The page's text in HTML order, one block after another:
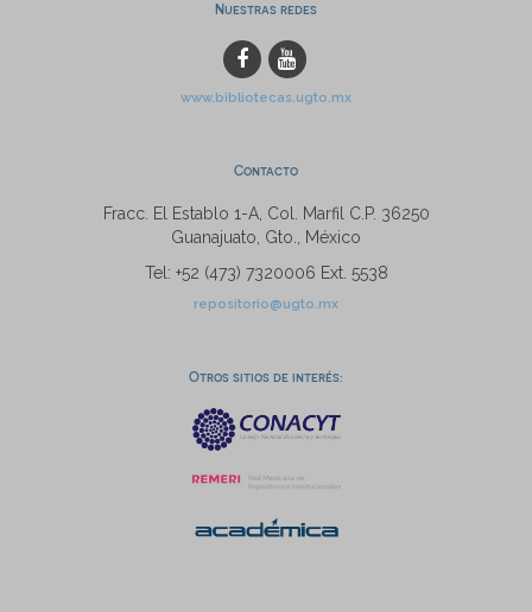
Nuestras redes
www.bibliotecas.ugto.mx
Contacto
Fracc. El Establo 1-A, Col. Marfil C.P. 36250
Guanajuato, Gto., México
Tel: +52 (473) 7320006 Ext. 5538
repositorio@ugto.mx
Otros sitios de interés: